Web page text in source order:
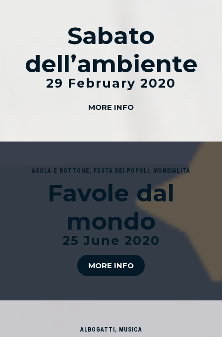
Sabato
dell’ambiente
29 February 2020
MORE INFO
ASOLA E BOTTONE , FESTA DEI POPOLI, MONDIALITÀ
Favole dal
mondo
25 June 2020
MORE INFO
ALBOGATTI , MUSICA